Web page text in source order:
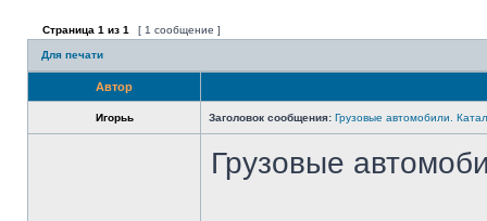
Страница 1 из 1 [ 1 сообщение ]
Для печати
Автор
Игорьь Заголовок сообщения: Грузовые автомобили.
Грузовые